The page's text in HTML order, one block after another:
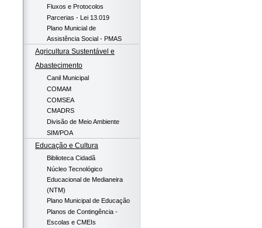
Fluxos e Protocolos
Parcerias - Lei 13.019
Plano Municial de
Assistência Social - PMAS
Agricultura Sustentável e
Abastecimento
Canil Municipal
COMAM
COMSEA
CMADRS
Divisão de Meio Ambiente
SIM/POA
Educação e Cultura
Biblioteca Cidadã
Núcleo Tecnológico
Educacional de Medianeira
(NTM)
Plano Municipal de Educação
Planos de Contingência -
Escolas e CMEIs